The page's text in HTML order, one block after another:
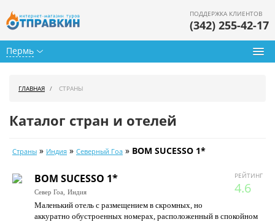
Пермь
ПОДДЕРЖКА КЛИЕНТОВ
(342) 255-42-17
Календарь туров
Цены дня
Страны
ГЛАВНАЯ СТРАНЫ
Каталог стран и отелей
Страны » Индия » Северный Гоа » BOM SUCESSO 1*
РЕЙТИНГ
4.6
BOM SUCESSO 1*
Север Гоа, Индия
Маленький отель с размещением в скромных, но
аккуратно обустроенных номерах, расположенный в спокойном